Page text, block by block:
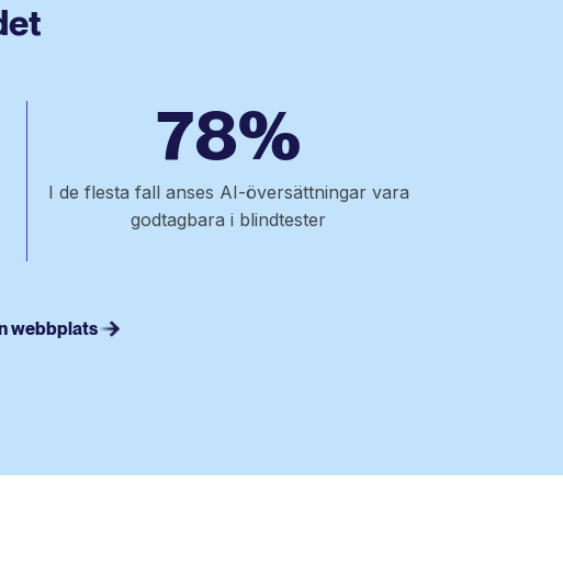
78%
I de flesta fall anses AI-översättningar vara
godtagbara i blindtester
webbplats